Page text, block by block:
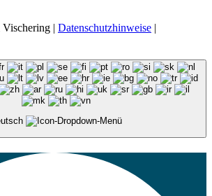
| Datenschutzhinweise |